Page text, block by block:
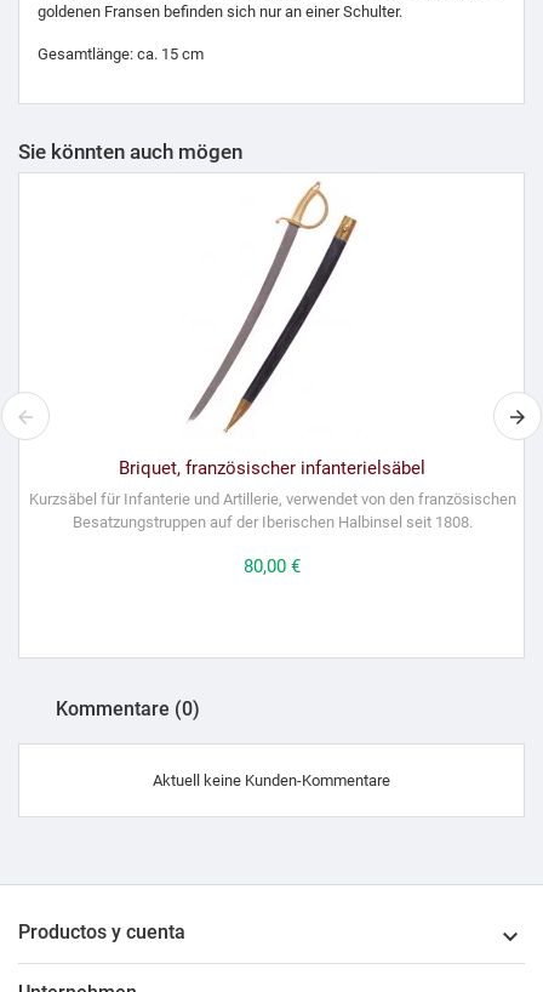
goldenen Fransen befinden sich nur an einer Schulter.
Gesamtlänge: ca. 15 cm
Sie könnten auch mögen
Briquet, französischer infanterielsäbel
Kurzsäbel für Infanterie und Artillerie, verwendet von den französischen
Besatzungstruppen auf der Iberischen Halbinsel seit 1808.
Preis
80,00 €
Kommentare (0)
Aktuell keine Kunden-Kommentare
Productos y cuenta 